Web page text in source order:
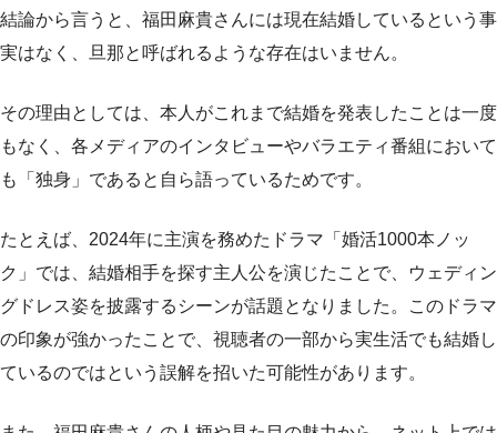
結論から言うと、福田麻貴さんには現在結婚しているという事
実はなく、旦那と呼ばれるような存在はいません。
その理由としては、本人がこれまで結婚を発表したことは一度
もなく、各メディアのインタビューやバラエティ番組において
も「独身」であると自ら語っているためです。
たとえば、2024年に主演を務めたドラマ「婚活1000本ノッ
ク」では、結婚相手を探す主人公を演じたことで、ウェディン
グドレス姿を披露するシーンが話題となりました。このドラマ
の印象が強かったことで、視聴者の一部から実生活でも結婚し
ているのではという誤解を招いた可能性があります。